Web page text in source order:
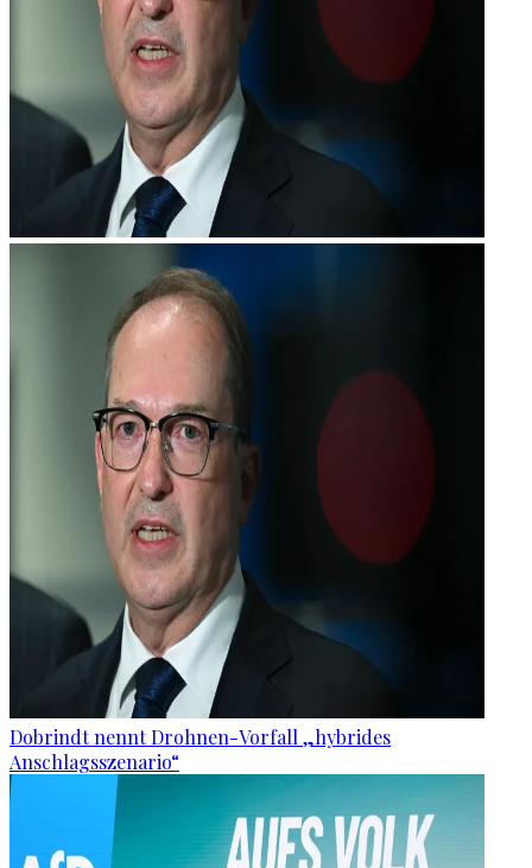
Dobrindt nennt Drohnen-Vorfall „hybrides
Anschlagsszenario“